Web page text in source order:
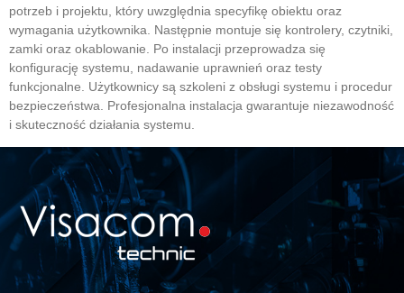
potrzeb i projektu, który uwzględnia specyfikę obiektu oraz
wymagania użytkownika. Następnie montuje się kontrolery, czytniki,
zamki oraz okablowanie. Po instalacji przeprowadza się
konfigurację systemu, nadawanie uprawnień oraz testy
funkcjonalne. Użytkownicy są szkoleni z obsługi systemu i procedur
bezpieczeństwa. Profesjonalna instalacja gwarantuje niezawodność
i skuteczność działania systemu.